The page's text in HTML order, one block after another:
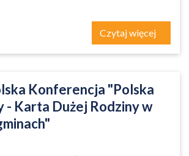
Czytaj więcej
Konferencja "Polska
- Karta Dużej Rodziny w